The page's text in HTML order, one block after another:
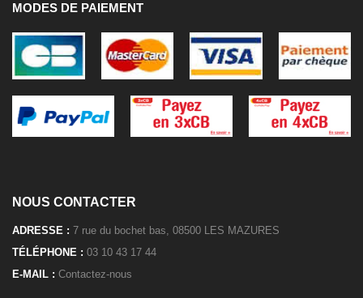
MODES DE PAIEMENT
NOUS CONTACTER
ADRESSE : 7 rue du bochet bas, 08500 LES MAZURES
TÉLÉPHONE : 03 10 43 17 44
E-MAIL : Contactez-nous